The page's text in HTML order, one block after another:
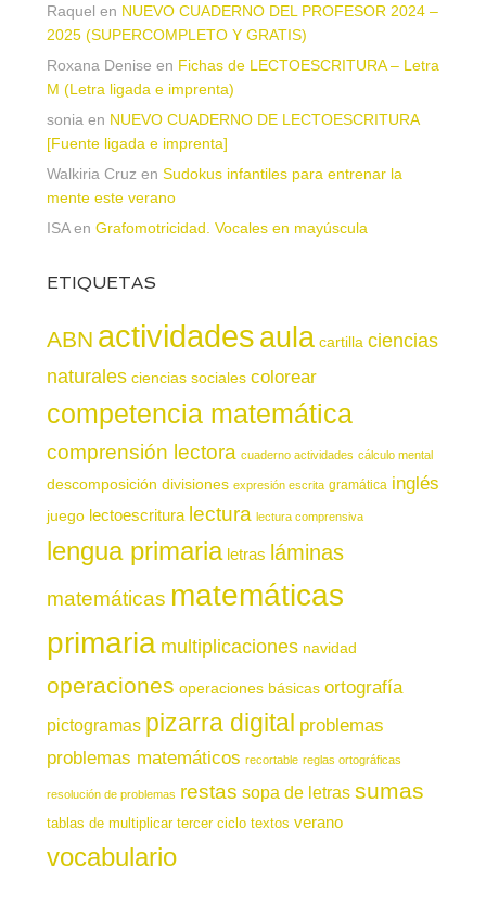
Raquel en NUEVO CUADERNO DEL PROFESOR 2024 –
2025 (SUPERCOMPLETO Y GRATIS)
Roxana Denise en Fichas de LECTOESCRITURA – Letra
M (Letra ligada e imprenta)
sonia en NUEVO CUADERNO DE LECTOESCRITURA
[Fuente ligada e imprenta]
Walkiria Cruz en Sudokus infantiles para entrenar la
mente este verano
ISAen Grafomotricidad. Vocales en mayúscula
ETIQUETAS
ABN actividadesaula cartilla ciencias
naturales ciencias sociales colorear
competencia matemática
comprensión lectora cuaderno actividades cálculo mental
descomposición divisiones expresión escrita gramática inglés
juego lectoescritura lectura lectura comprensiva
lengua primaria letras láminas
matemáticas matemáticas
primaria multiplicaciones navidad
operaciones operaciones básicas ortografía
pictogramas pizarra digital problemas
problemas matemáticos recortable reglas ortográficas
resolución de problemas restas sopa de letras sumas
tablas de multiplicar tercer ciclo textos verano
vocabulario